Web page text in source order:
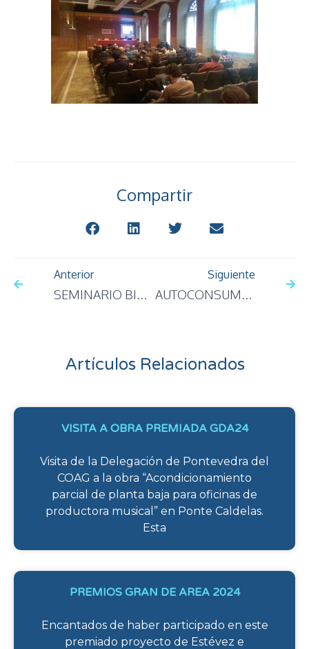
Compartir
Anterior
SEMINARIO BIOGÁS EN GALICIA
Siguiente
AUTOCONSUMO: TECNOLOGÍAS Y PROYECTOS
Artículos Relacionados
VISITA A OBRA PREMIADA GDA24
Visita de la Delegación de Pontevedra del
COAG a la obra “Acondicionamiento
parcial de planta baja para oficinas de
productora musical” en Ponte Caldelas.
Esta
PREMIOS GRAN DE AREA 2024
Encantados de haber participado en este
premiado proyecto de Estévez e